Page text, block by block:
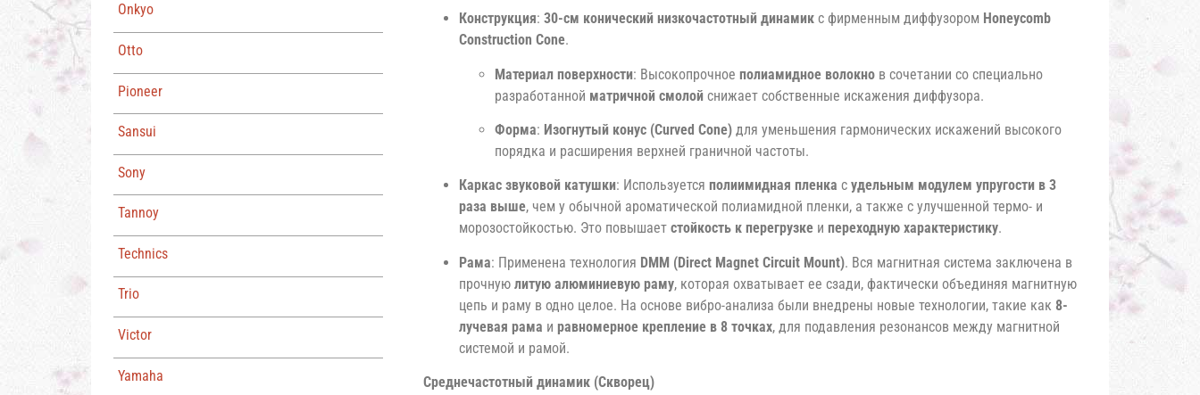
Onkyo
Otto
Pioneer
Sansui
Sony
Tannoy
Technics
Trio
Victor
Yamaha
Конструкция: 30-см конический низкочастотный динамик с фирменным диффузором Honeycomb
Construction Cone.
Материал поверхности: Высокопрочное полиамидное волокно в сочетании со специально
разработанной матричной смолой снижает собственные искажения диффузора.
Форма: Изогнутый конус (Curved Cone) для уменьшения гармонических искажений высокого
порядка и расширения верхней граничной частоты.
Каркас звуковой катушки: Используется полиимидная пленка с удельным модулем упругости в 3
раза выше, чем у обычной ароматической полиамидной пленки, а также с улучшенной термо- и
морозостойкостью. Это повышает стойкость к перегрузке и переходную характеристику.
Рама: Применена технология DMM (Direct Magnet Circuit Mount). Вся магнитная система заключена в
прочную литую алюминиевую раму, которая охватывает ее сзади, фактически объединяя магнитную
цепь и раму в одно целое. На основе вибро-анализа были внедрены новые технологии, такие как 8-
лучевая рама и равномерное крепление в 8 точках, для подавления резонансов между магнитной
системой и рамой.
Среднечастотный динамик (Скворец)